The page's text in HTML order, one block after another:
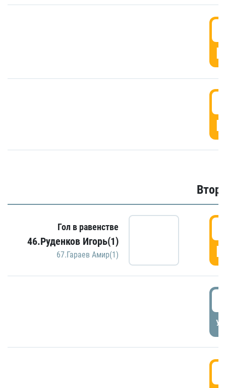
Гол в равенстве
46.Руденков Игорь(1)
67.Гараев Амир(1)